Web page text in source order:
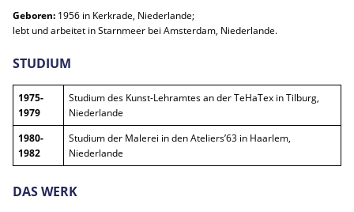
Geboren: 1956 in Kerkrade, Niederlande;
lebt und arbeitet in Starnmeer bei Amsterdam, Niederlande.
STUDIUM
1975-
1979
Studium des Kunst-Lehramtes an der TeHaTex in Tilburg,
Niederlande
1980-
1982
Studium der Malerei in den Ateliers’63 in Haarlem,
Niederlande
DAS WERK